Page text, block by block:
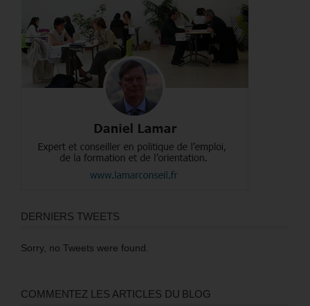
DERNIERS TWEETS
Sorry, no Tweets were found.
COMMENTEZ LES ARTICLES DU BLOG